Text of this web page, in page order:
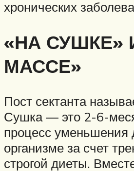
хронических
«НА СУШКЕ»
МАССЕ»
Пост сектанта
Сушка — это 2-6-
процесс уменьшения
организме за счет
строгой диеты.